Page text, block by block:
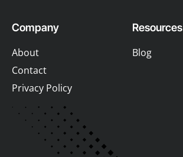
Company
About
Contact
Privacy Policy
Resources
Blog